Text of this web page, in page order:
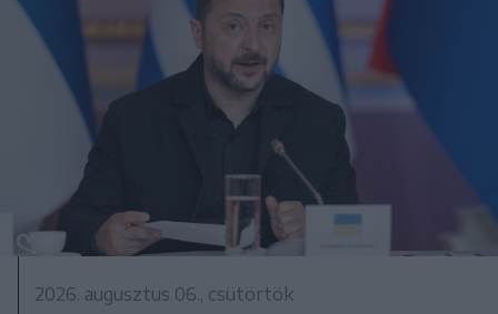
2026. augusztus 06., csütörtök